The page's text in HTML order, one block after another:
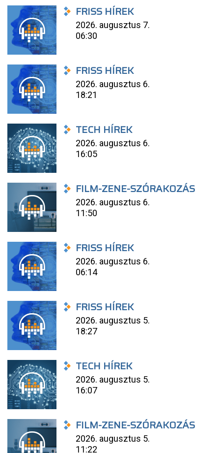
FRISS HÍREK
2026. augusztus 7.
06:30
FRISS HÍREK
2026. augusztus 6.
18:21
TECH HÍREK
2026. augusztus 6.
16:05
FILM-ZENE-SZÓRAKOZÁS
2026. augusztus 6.
11:50
FRISS HÍREK
2026. augusztus 6.
06:14
FRISS HÍREK
2026. augusztus 5.
18:27
TECH HÍREK
2026. augusztus 5.
16:07
FILM-ZENE-SZÓRAKOZÁS
2026. augusztus 5.
11:22